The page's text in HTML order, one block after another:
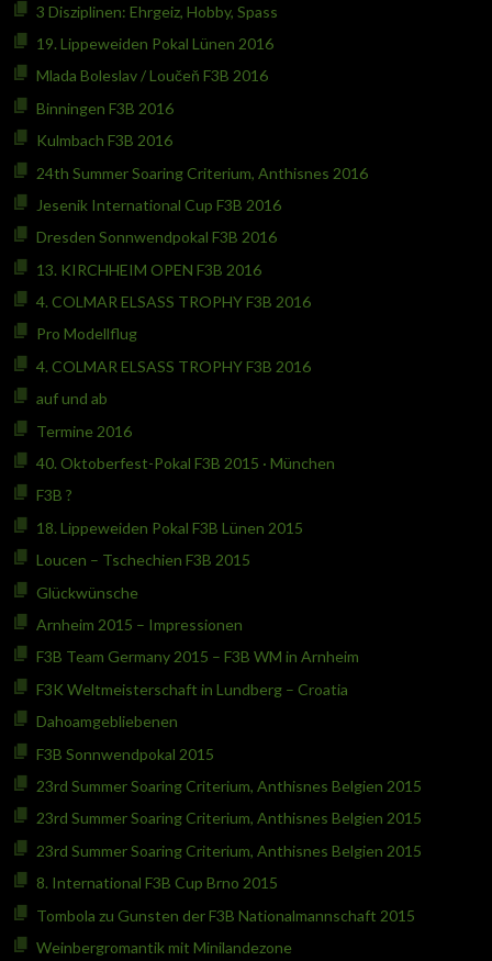
3 Disziplinen: Ehrgeiz, Hobby, Spass
19. Lippeweiden Pokal Lünen 2016
Mlada Boleslav / Loučeň F3B 2016
Binningen F3B 2016
Kulmbach F3B 2016
24th Summer Soaring Criterium, Anthisnes 2016
Jesenik International Cup F3B 2016
Dresden Sonnwendpokal F3B 2016
13. KIRCHHEIM OPEN F3B 2016
4. COLMAR ELSASS TROPHY F3B 2016
Pro Modellflug
4. COLMAR ELSASS TROPHY F3B 2016
auf und ab
Termine 2016
40. Oktoberfest-Pokal F3B 2015 · München
F3B ?
18. Lippeweiden Pokal F3B Lünen 2015
Loucen – Tschechien F3B 2015
Glückwünsche
Arnheim 2015 – Impressionen
F3B Team Germany 2015 – F3B WM in Arnheim
F3K Weltmeisterschaft in Lundberg – Croatia
Dahoamgebliebenen
F3B Sonnwendpokal 2015
23rd Summer Soaring Criterium, Anthisnes Belgien 2015
23rd Summer Soaring Criterium, Anthisnes Belgien 2015
23rd Summer Soaring Criterium, Anthisnes Belgien 2015
8. International F3B Cup Brno 2015
Tombola zu Gunsten der F3B Nationalmannschaft 2015
Weinbergromantik mit Minilandezone